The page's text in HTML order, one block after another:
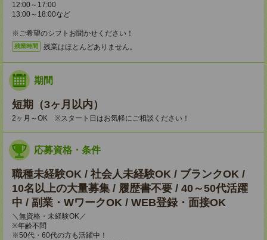
12:00～17:00
13:00～18:00など
※ご希望のシフトお聞かせください！
残業時間 残業はほとんどありません。
期間
短期（3ヶ月以内）
2ヶ月～OK ※スタート日はお気軽にご相談ください！
応募資格・条件
職種未経験OK / 社会人未経験OK / ブランクOK /
10名以上の大量募集 / 履歴書不要 / 40～50代活躍
中 / 副業・WワークOK / WEB登録・面接OK
＼無資格・未経験OK／
※年齢不問
※50代・60代の方も活躍中！